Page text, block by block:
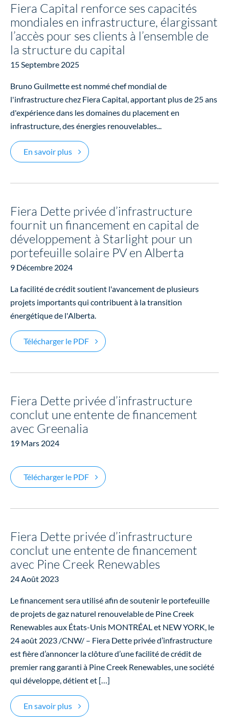
Fiera Capital renforce ses capacités
mondiales en infrastructure, élargissant
l’accès pour ses clients à l’ensemble de
la structure du capital
15 Septembre 2025
Bruno Guilmette est nommé chef mondial de
l'infrastructure chez Fiera Capital, apportant plus de 25 ans
d'expérience dans les domaines du placement en
infrastructure, des énergies renouvelables...
En savoir plusFiera Capital renforce ses capacités
Fiera Dette privée d’infrastructure
fournit un financement en capital de
développement à Starlight pour un
portefeuille solaire PV en Alberta
9 Décembre 2024
La facilité de crédit soutient l'avancement de plusieurs
projets importants qui contribuent à la transition
énergétique de l'Alberta.
Télécharger le PDFFiera Dette privée d’infrastructure
Fiera Dette privée d’infrastructure
conclut une entente de financement
avec Greenalia
19 Mars 2024
Télécharger le PDFFiera Dette privée d’infrastructure
Fiera Dette privée d’infrastructure
conclut une entente de financement
avec Pine Creek Renewables
24 Août 2023
Le financement sera utilisé afin de soutenir le portefeuille
de projets de gaz naturel renouvelable de Pine Creek
Renewables aux États-Unis MONTRÉAL et NEW YORK, le
24 août 2023 /CNW/ – Fiera Dette privée d’infrastructure
est fière d’annoncer la clôture d’une facilité de crédit de
premier rang garanti à Pine Creek Renewables, une société
qui développe, détient et […]
En savoir plusFiera Dette privée d’infrastructure conclut